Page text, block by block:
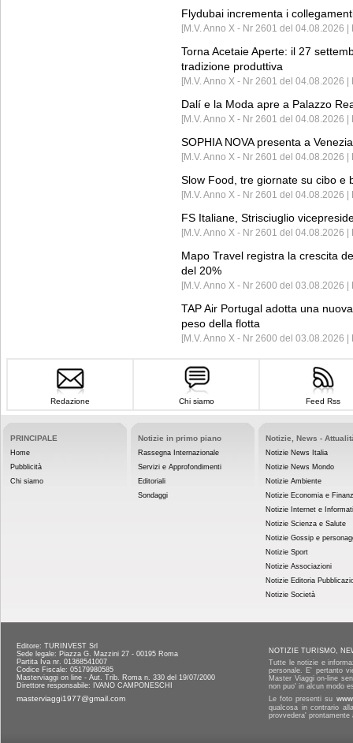
Flydubai incrementa i
[M.V. Anno X - Nr 2601 del 04.08.2026 |
Torna Acetaie Aperte: il 27
tradizione produttiva
[M.V. Anno X - Nr 2601 del 04.08.2026 |
Dalí e la Moda apre a Palazzo
[M.V. Anno X - Nr 2601 del 04.08.2026 |
SOPHIA NOVA presenta a
[M.V. Anno X - Nr 2601 del 04.08.2026
Slow Food, tre giornate su cibo e
[M.V. Anno X - Nr 2601 del 04.08.2026 |
FS Italiane, Strisciuglio
[M.V. Anno X - Nr 2601 del 04.08.2026 |
Mapo Travel registra la crescita
del 20%
[M.V. Anno X - Nr 2600 del 03.08.2026 |
TAP Air Portugal adotta una
peso della flotta
[M.V. Anno X - Nr 2600 del 03.08.2026
Redazione Chi siamo Feed Rss
PRINCIPALE
Home
Pubblicità
Chi siamo
Notizie in primo piano
Rassegna Internazionale
Servizi e Approfondimenti
Editoriali
Sondaggi
Notizie, News -
Notizie News Italia
Notizie News Mondo
Notizie Ambiente
Notizie Economia e
Notizie Internet e
Notizie Scienza e Salute
Notizie Gossip e
Notizie Sport
Notizie Associazioni
Notizie Editoria
Notizie Società
Editore: TURINVEST Srl
Sede legale: Piazza G. Mazzini 27 - 00195 Roma
Partita Iva nr. 01368541007
Codice Fiscale: 05179980585
Masterviaggi on line - Aut. Trib. Roma n. 330 del 19/07/2000
Direttore responsabile: IVANO CAMPONESCHI
masterviaggi1977@gmail.com
NOTIZIE TURISMO,
Tutte le notizie e
personale. E' pertanto
Master Viaggi on-line
non puo' in alcun modo
Le foto presenti su
qualcosa in contrario
provvedera'